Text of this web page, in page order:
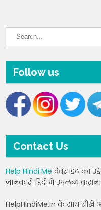
Follow us
Contact Us
Help Hindi Me वेबसाइट का
जानकारी हिंदी में उपलब्ध
HelpHindiMe.In के साथ सीखें